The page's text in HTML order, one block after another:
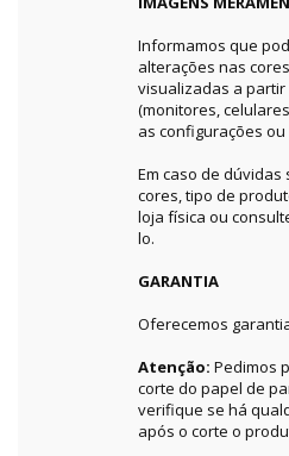
Informamos que
alterações nas
visualizadas a
(monitores,
as configurações
Em caso de
cores, tipo de
loja física ou
lo.
GARANTIA
Oferecemos
Atenção: Pedimos
corte do papel de
verifique se há
após o corte o